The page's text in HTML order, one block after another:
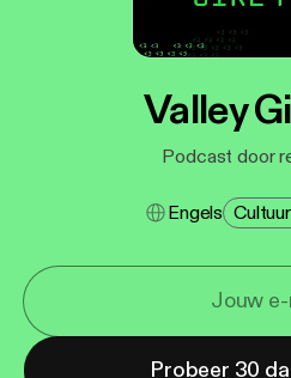
Valley
Podcast door
Engels
Probeer 30